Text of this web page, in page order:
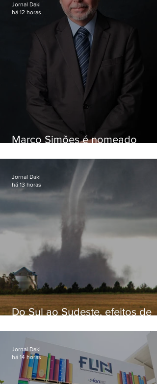
Marco Simões é nomeado
Jornal Daki
há 12 horas
Do Sul ao Sudeste, efeitos de
apreensão na população
Jornal Daki
há 13 horas
Jornal Daki
há 14 horas